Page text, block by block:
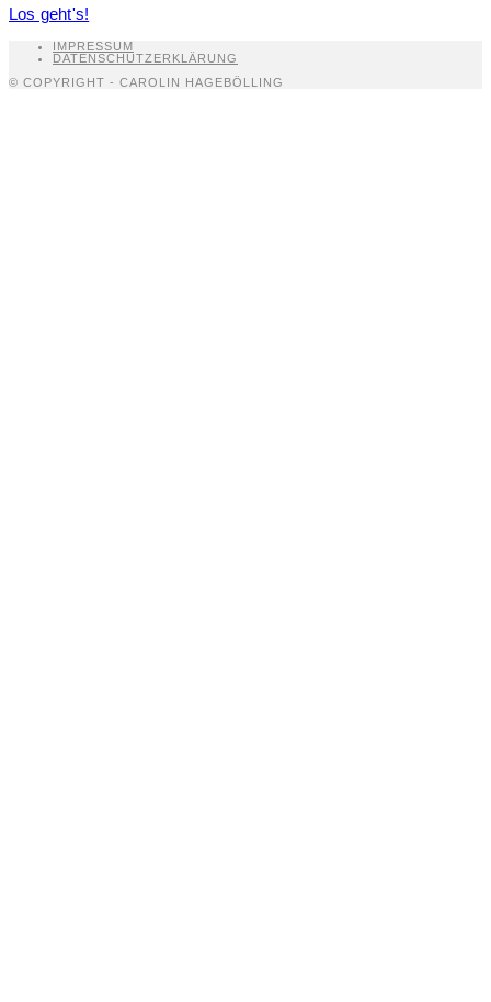
Los geht's!
IMPRESSUM
DATENSCHUTZERKLÄRUNG
© COPYRIGHT - CAROLIN HAGEBÖLLING